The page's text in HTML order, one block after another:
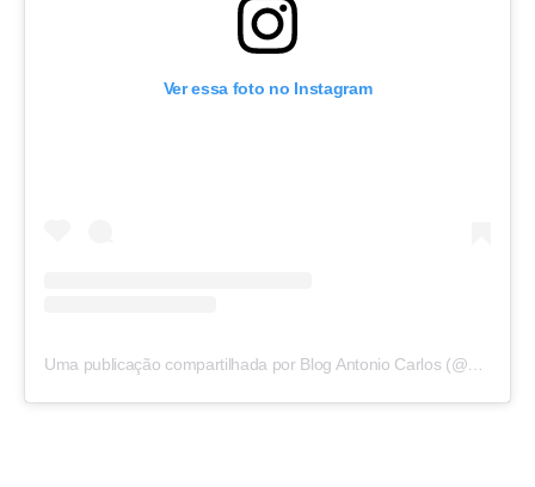
Ver essa foto no Instagram
Uma publicação compartilhada por Blog Antonio Carlos (@blogantoniocarlos)